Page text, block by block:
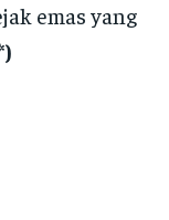
emas yang